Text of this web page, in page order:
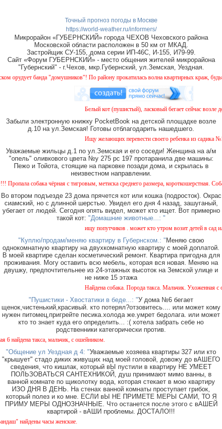
Точный прогноз погоды в Москве
https://world-weather.ru/informers/
Микрорайон «ГУБЕРНСКИЙ» города ЧЕХОВ Чеховского района
Московской области расположен в 50 км от МКАД.
Застройщик СУ-155, дома серии ИП-46С, И-155, И79-99.
Сайт «Форум ГУБЕРНСКИЙ» - место общения жителей микрорайона
"Губернский" - г.Чехов, мкр.Губернский, ул.Земская, Уездная.
банда "домушников"! По району прокатилась волна квартирных краж, будьте
Белый кот (пушистый), ласковый бегает сейчас возле
Забыли электронную книжку PocketBook на детской площадке возле
д.10 на ул.Земская! Готовы отблагодарить нашедшего.
Ищу желающих перевести своего ребенка из садика
Уважаемые жильцы д.1 по ул.Земская и его соседи! Женщина на а/м
"опель" оливкового цвета №у 275 рс 197 протаранила две машины:
Пежо и Тойота, стоящие на парковке позади дома, и скрылась в
неизвестном направлении.
собака чёрная с тигровым, метиска среднего размера, короткошерстная. Собака
Во втором подъезде 23 дома прячется кот или кошка (подросток). Окрас
сиамский, но с длинной шерстью. Увидел его дня 4 назад, зашуганый,
убегает от людей. Сегодня опять видел, может кто ищет. Вот примерно
такой кот: "Домашние животные...: "
ищу попутчиков . может кто утром возит детей в сад
"Куплю/продам/меняю квартиру в Губернском.: " Меняю свою
однокомнатную квартиру на двухкомнатную квартиру с моей доплатой.
В моей квартире сделан косметический ремонт. Квартира пригодна для
проживания. Могу оставить всю мебель, которая вся новая. Меняю на
двушку, предпочтительнее из 24-этажных высоток на Земской улице и
не ниже 15 этажа
Найдена собака. Порода такса. Мальчик. Ухоженная с
"Пушистики - Хвостатики в беде...: "У дома №6 бегает
щенок,чистенький,красивый. кто потерял?отзовитесь.... или может кому
нужен питомец,пригрейте песика.холода же.умрет бедолага. или может
кто то знает куда его определить... :( хотела забрать себе но
родственники категорически против.
такса, мальчик, с ошейником.
"Общение ул Уездная д 4: "Уважаемые хозяева квартиры 327 или кто
"крышует" стадо диких живущих над моей головой, довожу до вАШЕГО
сведения, что кишлак, который вЫ пустили в квартиру НЕ УМЕЕТ
ПОЛЬЗОВАТЬСЯ САНТЕХНИКОЙ, душ принимают мимо ванны, в
ванной комнате по щиколотку вода, которая стекает в мою квартиру
ИЗО ДНЯ В ДЕНЬ. На стенах ванной комнаты проступает грибок,
который полез и ко мне. ЕСЛИ вЫ НЕ ПРИМЕТЕ МЕРЫ САМИ, ТО Я
ПРИМУ МЕРЫ ОДНОЗНАЧНЫЕ. Что останется после этого с вАШЕЙ
квартирой - вАШИ проблемы. ДОСТАЛО!!!
найдены часы женские.